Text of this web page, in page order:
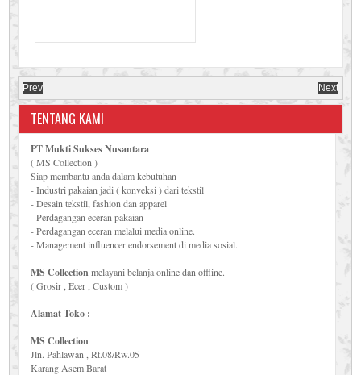
Prev Next
TENTANG KAMI
PT Mukti Sukses Nusantara
( MS Collection )
Siap membantu anda dalam kebutuhan
- Industri pakaian jadi ( konveksi ) dari tekstil
- Desain tekstil, fashion dan apparel
- Perdagangan eceran pakaian
- Perdagangan eceran melalui media online.
- Management influencer endorsement di media sosial.
MS Collectionmelayani belanja online dan offline.
( Grosir , Ecer , Custom )
Alamat Toko :
MS Collection
Jln. Pahlawan , Rt.08/Rw.05
Karang Asem Barat